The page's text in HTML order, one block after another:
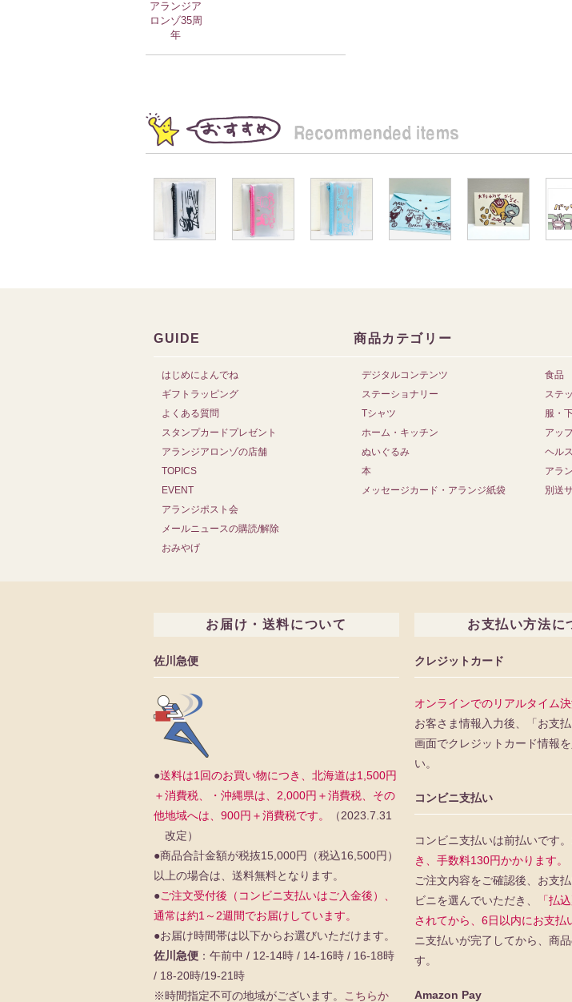
アランジア
ロンゾ35周
年
GUIDE
はじめによんでね
ギフトラッピング
よくある質問
スタンプカードプレゼント
アランジアロンゾの店舗
TOPICS
EVENT
アランジポスト会
メールニュースの購読/解除
おみやげ
商品カテゴリー
デジタルコンテンツ 食品
ステーショナリー
ステ
Tシャツ
服・
ホーム・キッチン
アッ
ぬいぐるみ
ヘル
本
アラ
メッセージカード・アランジ紙袋
別送
お届け・送料について
佐川急便
●送料は1回のお買い物につき、北海道は1,500円
＋消費税、・沖縄県は、2,000円＋消費税、その
他地域へは、900円＋消費税です。
（2023.7.31
改定）
●商品合計金額が税抜15,000円（税込16,500円）
以上の場合は、送料無料となります。
●ご注文受付後（コンビニ支払いはご入金後）、
通常は約1～2週間でお届けしています。
●お届け時間帯は以下からお選びいただけます。
佐川急便：午前中 / 12-14時 / 14-16時 / 16-18時
/ 18-20時/19-21時
※時間指定不可の地域がございます。
こちらか
お支払い方法に
クレジットカード
オンラインでのリアルタイム決
お客さま情報入力後、「お支払
画面でクレジットカード情報
い。
コンビニ支払い
コンビニ支払いは前払いです。
き、手数料130円かかります。
ご注文内容をご確認後、お支
ビニを選んでいただき、
「払
されてから、6日以内にお支払
ニ支払いが完了してから、商
す。
Amazon Pay